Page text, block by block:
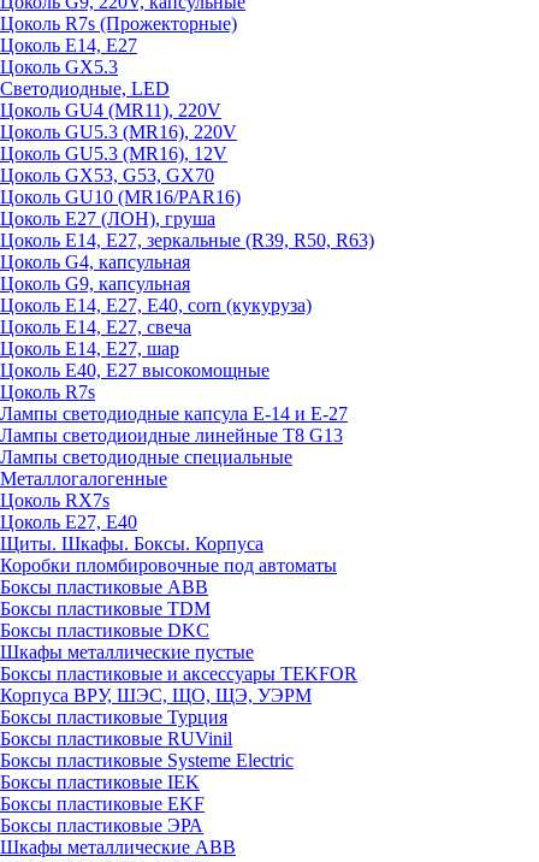
Цоколь R7s (Прожекторные)
Цоколь E14, E27
Цоколь GX5.3
Светодиодные, LED
Цоколь GU4 (MR11), 220V
Цоколь GU5.3 (MR16), 220V
Цоколь GU5.3 (MR16), 12V
Цоколь GX53, G53, GX70
Цоколь GU10 (MR16/PAR16)
Цоколь Е27 (ЛОН), груша
Цоколь Е14, Е27, зеркальные (R39, R50, R63)
Цоколь G4, капсульная
Цоколь G9, капсульная
Цоколь Е14, Е27, Е40, corn (кукуруза)
Цоколь Е14, Е27, свеча
Цоколь Е14, Е27, шар
Цоколь Е40, Е27 высокомощные
Цоколь R7s
Лампы светодиодные капсула Е-14 и Е-27
Лампы светодиоидные линейные T8 G13
Лампы светодиодные специальные
Металлогалогенные
Цоколь RX7s
Цоколь Е27, E40
Щиты. Шкафы. Боксы. Корпуса
Коробки пломбировочные под автоматы
Боксы пластиковые ABB
Боксы пластиковые TDM
Боксы пластиковые DKC
Шкафы металлические пустые
Боксы пластиковые и аксессуары TEKFOR
Корпуса ВРУ, ШЭС, ЩО, ЩЭ, УЭРМ
Боксы пластиковые Турция
Боксы пластиковые RUVinil
Боксы пластиковые Systeme Electric
Боксы пластиковые IEK
Боксы пластиковые EKF
Боксы пластиковые ЭРА
Шкафы металлические ABB